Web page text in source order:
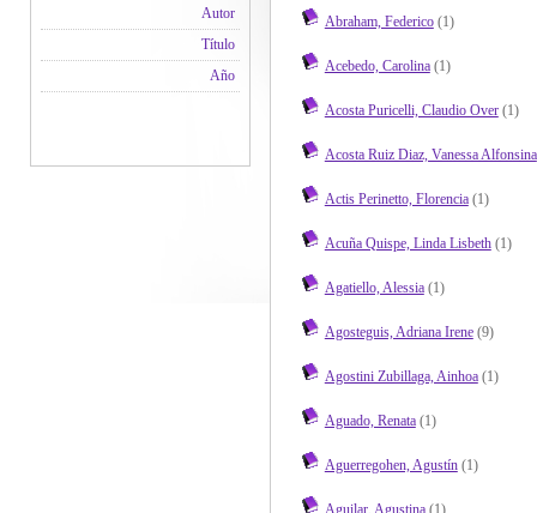
Autor
Título
Año
Abraham, Federico(1)
Acebedo, Carolina(1)
Acosta Puricelli, Claudio Over(1)
Acosta Ruiz Diaz, Vanessa Alfonsina
Actis Perinetto, Florencia(1)
Acuña Quispe, Linda Lisbeth(1)
Agatiello, Alessia(1)
Agosteguis, Adriana Irene(9)
Agostini Zubillaga, Ainhoa(1)
Aguado, Renata(1)
Aguerregohen, Agustín(1)
Aguilar, Agustina(1)